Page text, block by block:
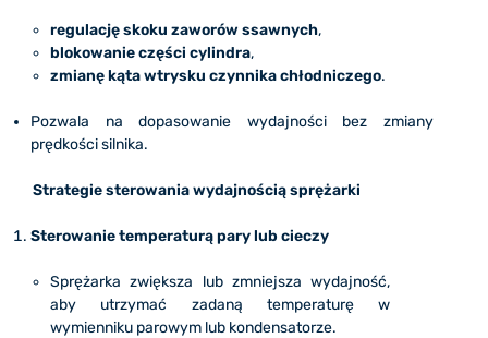
regulację skoku zaworów ssawnych,
blokowanie części cylindra,
zmianę kąta wtrysku czynnika chłodniczego.
Pozwala na dopasowanie wydajności bez zmiany
prędkości silnika.
Strategie sterowania wydajnością sprężarki
Sterowanie temperaturą pary lub cieczy
Sprężarka zwiększa lub zmniejsza wydajność,
aby utrzymać zadaną temperaturę w
wymienniku parowym lub kondensatorze.